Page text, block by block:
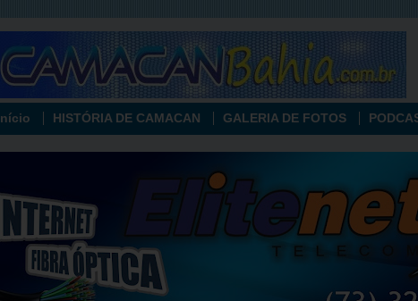
Início HISTÓRIA DE CAMACAN GALERIA DE FOTOS